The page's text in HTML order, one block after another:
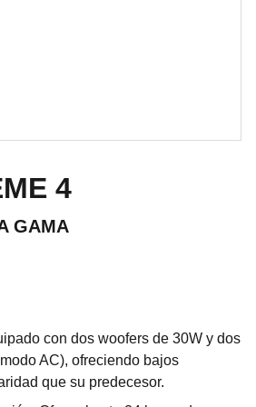
4
GAMA
con dos woofers de 30W y dos
AC), ofreciendo bajos
que su predecesor.